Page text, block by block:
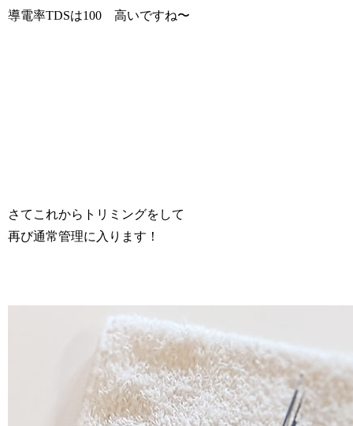
導電率TDSは100 高いですね〜
さてこれからトリミングをして
再び通常管理に入ります！